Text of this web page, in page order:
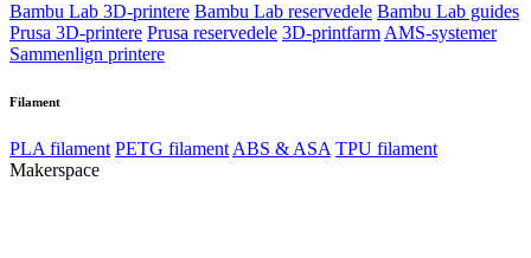
Bambu Lab 3D-printere Bambu Lab reservedele Bambu Lab guides
Prusa 3D-printere Prusa reservedele 3D-printfarmAMS-systemer
Sammenlign printere
Filament
PLA filament PETG filament ABS & ASA TPU filament
Makerspace